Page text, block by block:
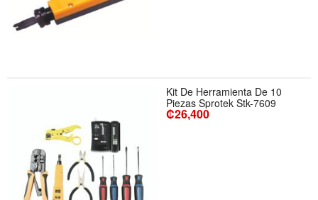
Kit De Herramienta De 10
Piezas Sprotek Stk-7609
₡26,400